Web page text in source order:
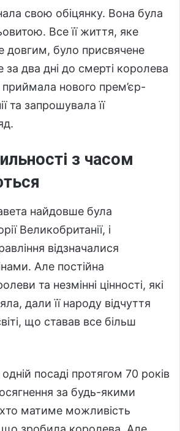
свою обіцянку. Вона була
Все її життя, яке
довгим, було присвячене
два дні до смерті королева
нового прем’єр-
та запрошувала її
з часом
найдовше була
Великобританії, і
відзначалися
Але постійна
та незмінні цінності, які
дали її народу відчуття
що ставав все більш
посаді протягом 70 років
за будь-якими
матиме можливість